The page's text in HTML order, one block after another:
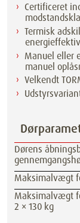
Certificeret
Termisk
Manuel eller
manuel
Velkendt
Dørens
Maksimalvægt
Maksimalvægt
2 × 130 kg